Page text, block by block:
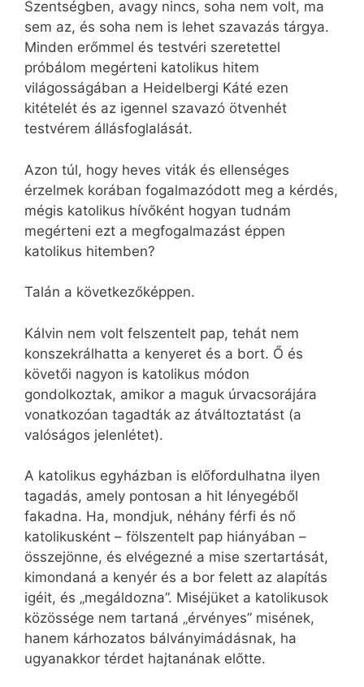
Szentségben, avagy nincs, soha nem volt, ma
sem az, és soha nem is lehet szavazás tárgya.
Minden erőmmel és testvéri szeretettel
próbálom megérteni katolikus hitem
világosságában a Heidelbergi Káté ezen
kitételét és az igennel szavazó ötvenhét
testvérem állásfoglalását.
Azon túl, hogy heves viták és ellenséges
érzelmek korában fogalmazódott meg a kérdés,
mégis katolikus hívőként hogyan tudnám
megérteni ezt a megfogalmazást éppen
katolikus hitemben?
Talán a következőképpen.
Kálvin nem volt felszentelt pap, tehát nem
konszekrálhatta a kenyeret és a bort. Ő és
követői nagyon is katolikus módon
gondolkoztak, amikor a maguk úrvacsorájára
vonatkozóan tagadták az átváltoztatást (a
valóságos jelenlétet).
A katolikus egyházban is előfordulhatna ilyen
tagadás, amely pontosan a hit lényegéből
fakadna. Ha, mondjuk, néhány férfi és nő
katolikusként – fölszentelt pap hiányában –
összejönne, és elvégezné a mise szertartását,
kimondaná a kenyér és a bor felett az alapítás
igéit, és „megáldozna”. Miséjüket a katolikusok
közössége nem tartaná „érvényes” misének,
hanem kárhozatos bálványimádásnak, ha
ugyanakkor térdet hajtanának előtte.